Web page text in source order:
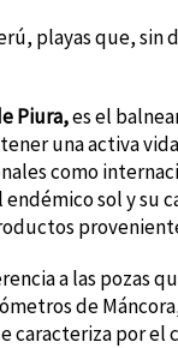
playas que, sin
Piura,es el
una activa
como
sol y su
a las pozas
de
caracteriza por el